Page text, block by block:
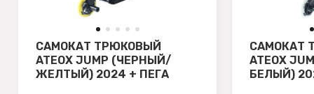
САМОКАТ ТРЮКОВЫЙ
ATEOX JUMP (ЧЕРНЫЙ/
ЖЕЛТЫЙ) 2024 + ПЕГА
САМОКАТ
ATEOX
БЕЛЫЙ)